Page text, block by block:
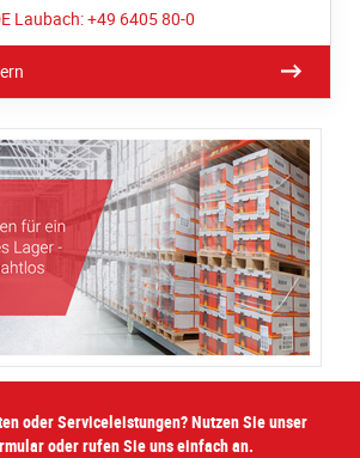
Laubach: +49 6405 80-0
oder Serviceleistungen? Nutzen Sie unser
oder rufen Sie uns einfach an.